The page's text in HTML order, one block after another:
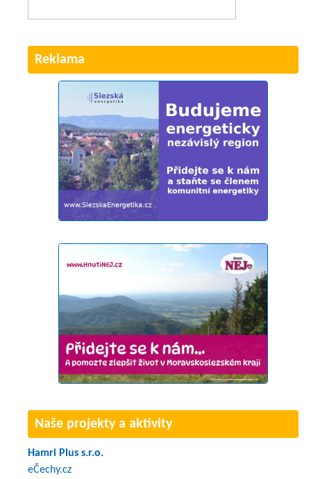
Reklama
Naše projekty a aktivity
Hamri Plus s.r.o.
eČechy.cz